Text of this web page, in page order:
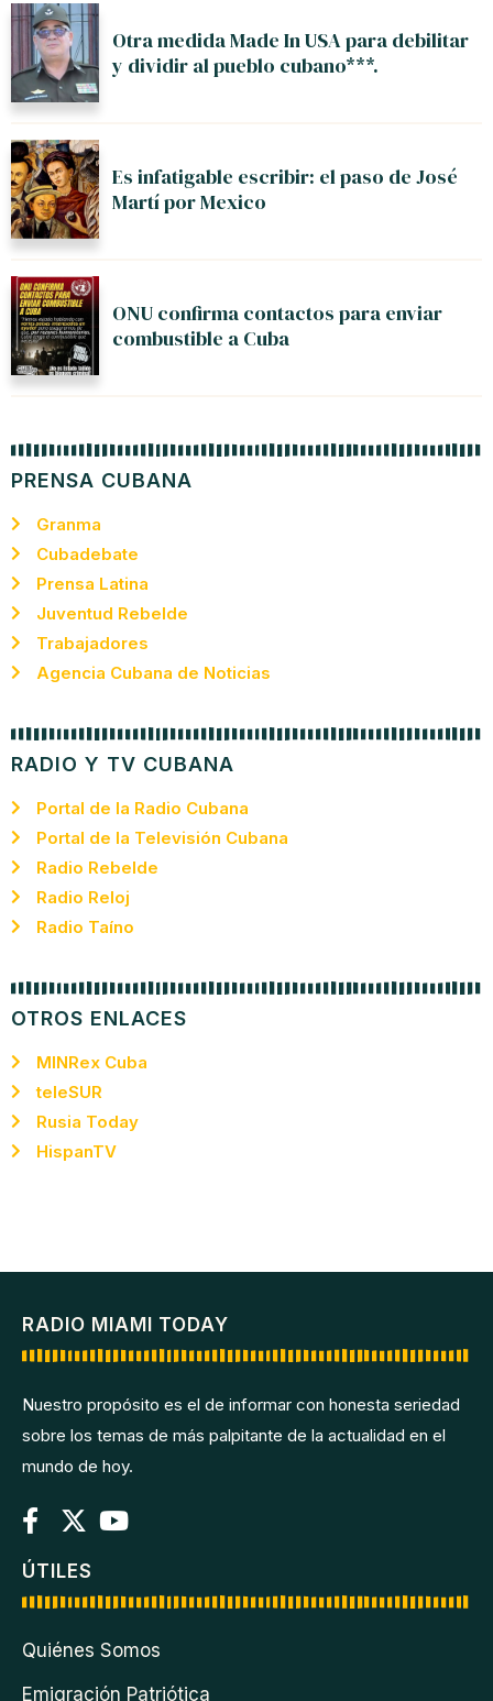
Otra medida Made In USA para debilitar
y dividir al pueblo cubano***.
Es infatigable escribir: el paso de José
Martí por Mexico
ONU confirma contactos para enviar
combustible a Cuba
PRENSA CUBANA
Granma
Cubadebate
Prensa Latina
Juventud Rebelde
Trabajadores
Agencia Cubana de Noticias
RADIO Y TV CUBANA
Portal de la Radio Cubana
Portal de la Televisión Cubana
Radio Rebelde
Radio Reloj
Radio Taíno
OTROS ENLACES
MINRex Cuba
teleSUR
Rusia Today
HispanTV
RADIO MIAMI TODAY
Nuestro propósito es el de informar con honesta seriedad
sobre los temas de más palpitante de la actualidad en el
mundo de hoy.
ÚTILES
Quiénes Somos
Emigración Patriótica